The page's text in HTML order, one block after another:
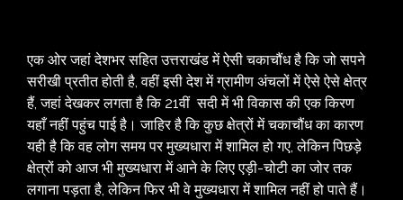
एक ओर जहां देशभर सहित उत्तराखंड में ऐसी चकाचौंध है कि जो सपने
सरीखी प्रतीत होती है, वहीं इसी देश में ग्रामीण अंचलों में ऐसे ऐसे क्षेत्र
हैं, जहां देखकर लगता है कि 21वीं सदी में भी विकास की एक किरण
यहाँ नहीं पहुंच पाई है। जाहिर है कि कुछ क्षेत्रों में चकाचौंध का कारण
यही है कि वह लोग समय पर मुख्यधारा में शामिल हो गए, लेकिन पिछड़े
क्षेत्रों को आज भी मुख्यधारा में आने के लिए एड़ी-चोटी का जोर तक
लगाना पड़ता है, लेकिन फिर भी वे मुख्यधारा में शामिल नहीं हो पाते हैं।